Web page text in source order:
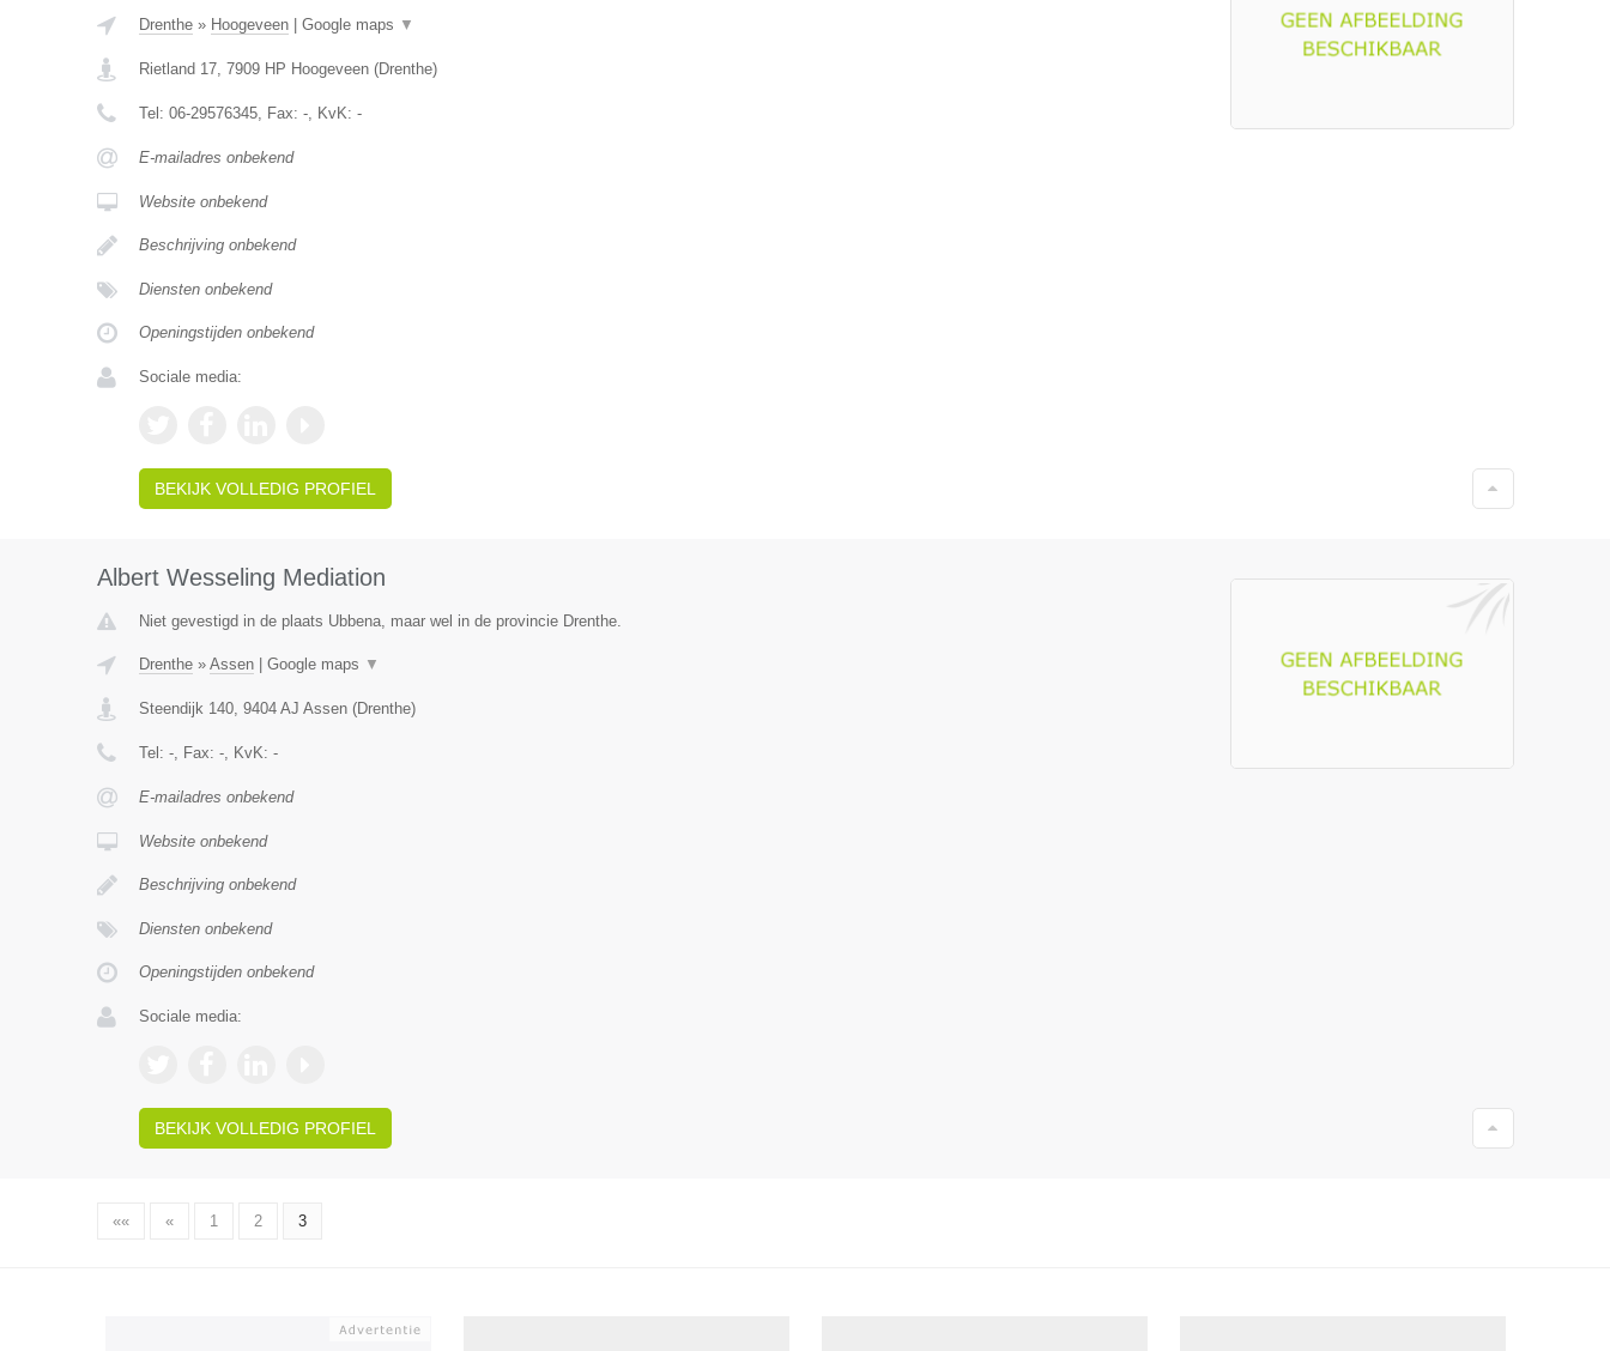
Drenthe» Hoogeveen| Google maps ▼
Rietland 17, 7909 HP Hoogeveen(Drenthe)
Tel: 06-29576345, Fax: -, KvK: -
E-mailadres onbekend
Website onbekend
Beschrijving onbekend
Diensten onbekend
Openingstijden onbekend
Sociale media:
BEKIJK VOLLEDIG PROFIEL
Albert Wesseling Mediation
Niet gevestigd in de plaats Ubbena, maar wel in de provincie Drenthe.
Drenthe» Assen| Google maps ▼
Steendijk 140, 9404 AJ Assen(Drenthe)
Tel: -, Fax: -, KvK: -
E-mailadres onbekend
Website onbekend
Beschrijving onbekend
Diensten onbekend
Openingstijden onbekend
Sociale media:
BEKIJK VOLLEDIG PROFIEL
«« « 1 2 3